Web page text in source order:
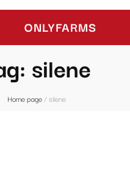
ONLYFARMS
silene
Home page/silene